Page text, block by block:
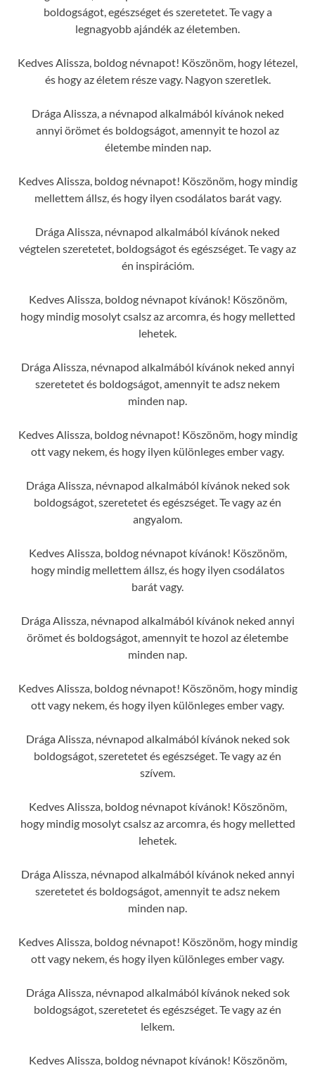
boldogságot, egészséget és szeretetet. Te vagy a
legnagyobb ajándék az életemben.
Kedves Alissza, boldog névnapot! Köszönöm, hogy létezel,
és hogy az életem része vagy. Nagyon szeretlek.
Drága Alissza, a névnapod alkalmából kívánok neked
annyi örömet és boldogságot, amennyit te hozol az
életembe minden nap.
Kedves Alissza, boldog névnapot! Köszönöm, hogy mindig
mellettem állsz, és hogy ilyen csodálatos barát vagy.
Drága Alissza, névnapod alkalmából kívánok neked
végtelen szeretetet, boldogságot és egészséget. Te vagy az
én inspirációm.
Kedves Alissza, boldog névnapot kívánok! Köszönöm,
hogy mindig mosolyt csalsz az arcomra, és hogy melletted
lehetek.
Drága Alissza, névnapod alkalmából kívánok neked annyi
szeretetet és boldogságot, amennyit te adsz nekem
minden nap.
Kedves Alissza, boldog névnapot! Köszönöm, hogy mindig
ott vagy nekem, és hogy ilyen különleges ember vagy.
Drága Alissza, névnapod alkalmából kívánok neked sok
boldogságot, szeretetet és egészséget. Te vagy az én
angyalom.
Kedves Alissza, boldog névnapot kívánok! Köszönöm,
hogy mindig mellettem állsz, és hogy ilyen csodálatos
barát vagy.
Drága Alissza, névnapod alkalmából kívánok neked annyi
örömet és boldogságot, amennyit te hozol az életembe
minden nap.
Kedves Alissza, boldog névnapot! Köszönöm, hogy mindig
ott vagy nekem, és hogy ilyen különleges ember vagy.
Drága Alissza, névnapod alkalmából kívánok neked sok
boldogságot, szeretetet és egészséget. Te vagy az én
szívem.
Kedves Alissza, boldog névnapot kívánok! Köszönöm,
hogy mindig mosolyt csalsz az arcomra, és hogy melletted
lehetek.
Drága Alissza, névnapod alkalmából kívánok neked annyi
szeretetet és boldogságot, amennyit te adsz nekem
minden nap.
Kedves Alissza, boldog névnapot! Köszönöm, hogy mindig
ott vagy nekem, és hogy ilyen különleges ember vagy.
Drága Alissza, névnapod alkalmából kívánok neked sok
boldogságot, szeretetet és egészséget. Te vagy az én
lelkem.
Kedves Alissza, boldog névnapot kívánok! Köszönöm,